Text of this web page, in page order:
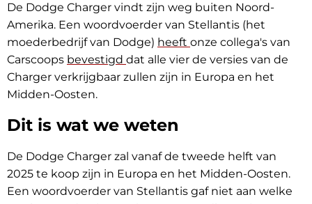
De Dodge Charger vindt zijn weg buiten Noord-
Amerika. Een woordvoerder van Stellantis (het
moederbedrijf van Dodge) heeft onze collega's van
Carscoops bevestigd dat alle vier de versies van de
Charger verkrijgbaar zullen zijn in Europa en het
Midden-Oosten.
Dit is wat we weten
De Dodge Charger zal vanaf de tweede helft van
2025 te koop zijn in Europa en het Midden-Oosten.
Een woordvoerder van Stellantis gaf niet aan welke